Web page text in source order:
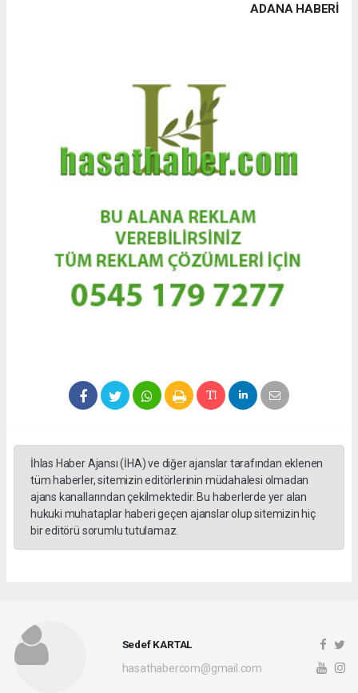
ADANA HABERİ
İhlas Haber Ajansı (İHA) ve diğer ajanslar tarafından eklenen
tüm haberler, sitemizin editörlerinin müdahalesi olmadan
ajans kanallarından çekilmektedir. Bu haberlerde yer alan
hukuki muhataplar haberi geçen ajanslar olup sitemizin hiç
bir editörü sorumlu tutulamaz.
Sedef KARTAL
hasathabercom@gmail.com